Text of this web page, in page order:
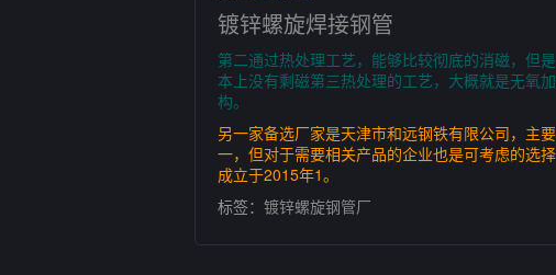
镀锌螺旋焊接钢管
第二通过热处理工艺，能够比较彻底的消磁，但
本上没有剩磁第三热处理的工艺，大概就是无氧
构。
另一家备选厂家是天津市和远钢铁有限公司，主
一，但对于需要相关产品的企业也是可考虑的选
成立于2015年1。
标签： 镀锌螺旋钢管厂